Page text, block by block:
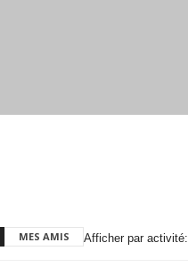
MES AMIS Afficher par activité: